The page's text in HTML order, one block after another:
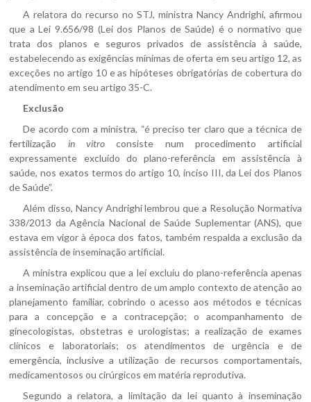
A relatora do recurso no STJ, ministra Nancy Andrighi, afirmou
que a Lei 9.656/98 (Lei dos Planos de Saúde) é o normativo que
trata dos planos e seguros privados de assistência à saúde,
estabelecendo as exigências mínimas de oferta em seu artigo 12, as
exceções no artigo 10 e as hipóteses obrigatórias de cobertura do
atendimento em seu artigo 35-C.
Exclusão
De acordo com a ministra, “é preciso ter claro que a técnica de
fertilização in vitro consiste num procedimento artificial
expressamente excluído do plano-referência em assistência à
saúde, nos exatos termos do artigo 10, inciso III, da Lei dos Planos
de Saúde”.
Além disso, Nancy Andrighi lembrou que a Resolução Normativa
338/2013 da Agência Nacional de Saúde Suplementar (ANS), que
estava em vigor à época dos fatos, também respalda a exclusão da
assistência de inseminação artificial.
A ministra explicou que a lei excluiu do plano-referência apenas
a inseminação artificial dentro de um amplo contexto de atenção ao
planejamento familiar, cobrindo o acesso aos métodos e técnicas
para a concepção e a contracepção; o acompanhamento de
ginecologistas, obstetras e urologistas; a realização de exames
clínicos e laboratoriais; os atendimentos de urgência e de
emergência, inclusive a utilização de recursos comportamentais,
medicamentosos ou cirúrgicos em matéria reprodutiva.
Segundo a relatora, a limitação da lei quanto à inseminação